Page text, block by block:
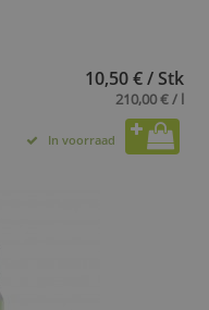
10,50 € / Stk
210,00 € / l
In voorraad